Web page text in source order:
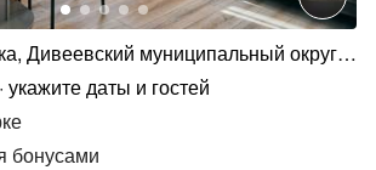
Дивеевский муниципальный округ,
ул. Казамазова, 157
укажите даты и гостей
бонусами